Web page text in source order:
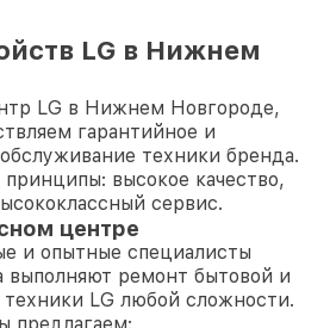
LG в Нижнем
LG в Нижнем Новгороде,
гарантийное и
техники бренда.
высокое качество,
сервис.
центре
и опытные специалисты
выполняют ремонт бытовой и
LG любой сложности.